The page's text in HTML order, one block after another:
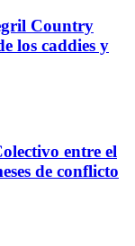
Country
los caddies y
entre el
de conflicto